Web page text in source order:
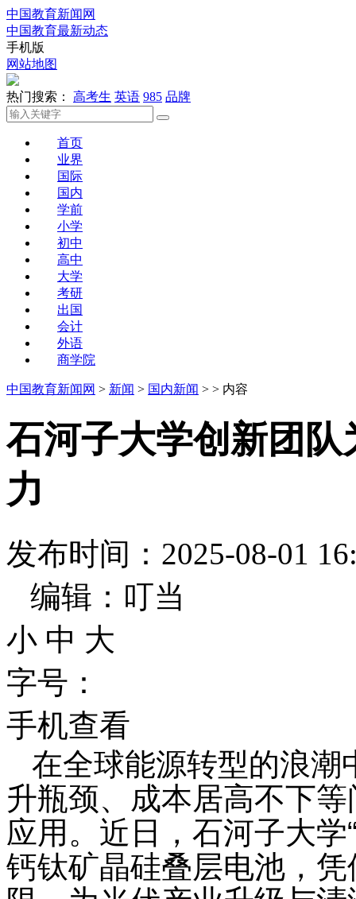
中国教育新闻网
中国教育最新动态
手机版
网站地图
热门搜索： 高考生 英语 985 品牌
首页
业界
国际
国内
学前
小学
初中
高中
大学
考研
出国
会计
外语
商学院
中国教育新闻网 > 新闻 > 国内新闻 > > 内容
石河子大学创新团
力
发布时间：2025-08-01
编辑：叮当
小 中 大
字号：
手机查看
在全球能源转型的浪潮
升瓶颈、成本居高不下
应用。近日，石河子大学
钙钛矿晶硅叠层电池，